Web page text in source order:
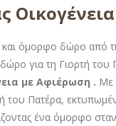
όμορφο δώρο από
για τη Γιορτή του
με Αφιέρωση . Με
Πατέρα,
ένα όμορφο